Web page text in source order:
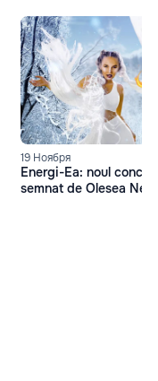
19 Ноября
Energi-Ea: noul
semnat de Olesea